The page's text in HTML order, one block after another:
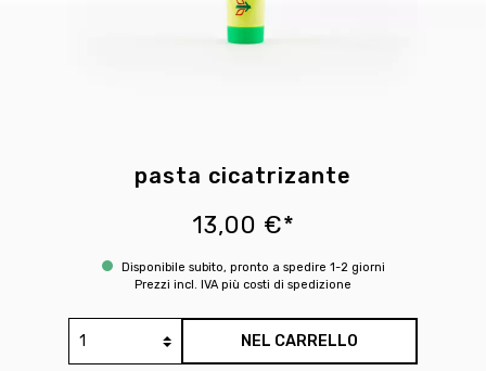
pasta cicatrizante
13,00 €*
Disponibile subito, pronto a spedire 1-2 giorni
Prezzi incl. IVA più costi di spedizione
NEL CARRELLO